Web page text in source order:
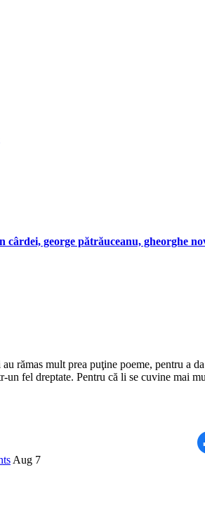
cârdei, george pătrăuceanu, gheorghe
rămas mult prea puţine poeme, pentru a
un fel dreptate. Pentru că li se cuvine mai
Aug 7